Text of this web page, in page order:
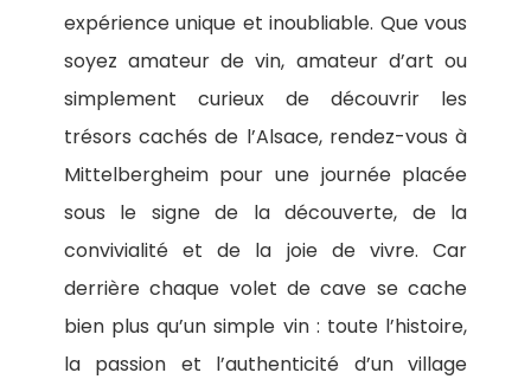
expérience unique et inoubliable. Que vous
soyez amateur de vin, amateur d’art ou
simplement curieux de découvrir les
trésors cachés de l’Alsace, rendez-vous à
Mittelbergheim pour une journée placée
sous le signe de la découverte, de la
convivialité et de la joie de vivre. Car
derrière chaque volet de cave se cache
bien plus qu’un simple vin : toute l’histoire,
la passion et l’authenticité d’un village